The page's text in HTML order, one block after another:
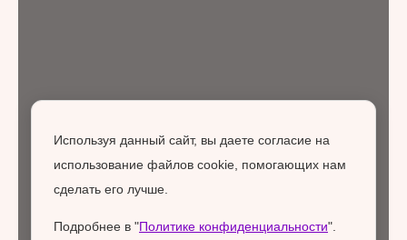
Используя данный сайт, вы даете согласие на
использование файлов cookie, помогающих нам
сделать его лучше.
Подробнее в "Политике конфиденциальности".